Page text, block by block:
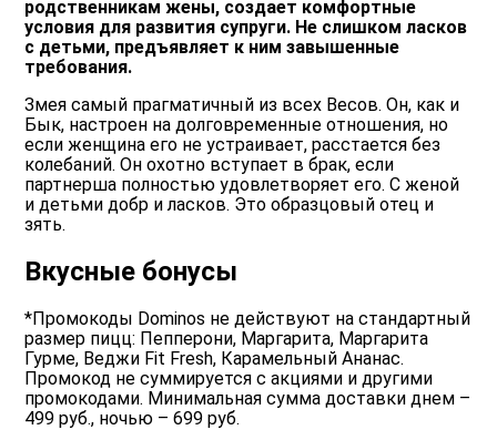
родственникам жены, создает комфортные
условия для развития супруги. Не слишком ласков
с детьми, предъявляет к ним завышенные
требования.
Змея самый прагматичный из всех Весов. Он, как и
Бык, настроен на долговременные отношения, но
если женщина его не устраивает, расстается без
колебаний. Он охотно вступает в брак, если
партнерша полностью удовлетворяет его. С женой
и детьми добр и ласков. Это образцовый отец и
зять.
Вкусные бонусы
*Промокоды Dominos не действуют на стандартный
размер пицц: Пепперони, Маргарита, Маргарита
Гурме, Веджи Fit Fresh, Карамельный Ананас.
Промокод не суммируется с акциями и другими
промокодами. Минимальная сумма доставки днем –
499 руб., ночью – 699 руб.